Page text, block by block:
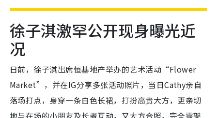
徐子淇激罕公开现身曝光近
况
日前，徐子淇出席恒基地产举办的艺术活动“Flower
Market”，并在IG分享多张活动照片，当日Cathy亲自
落场打点，身穿一条白色长裙，打扮高贵大方，更亲切